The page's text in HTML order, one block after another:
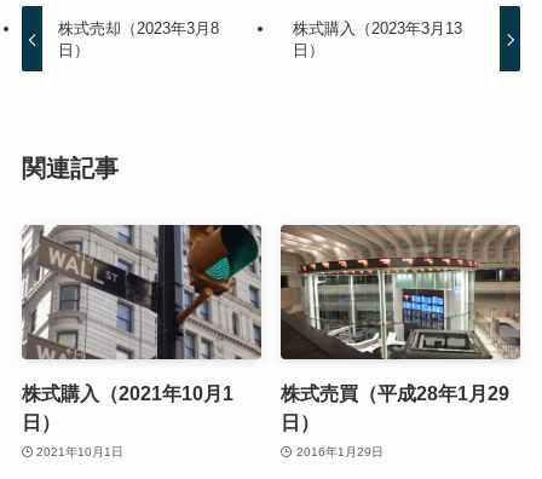
株式売却（2023年3月8
日）
株式購入（2023年3月13
日）
関連記事
株式購入（2021年10月1
日）
2021年10月1日
株式売買（平成28年1月29
日）
2016年1月29日